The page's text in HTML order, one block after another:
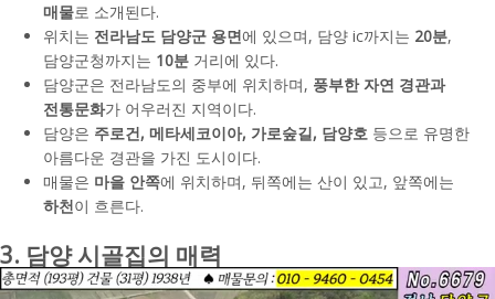
매물로 소개된다.
위치는 전라남도 담양군 용면에 있으며, 담양 ic까지는 20분,
담양군청까지는 10분 거리에 있다.
담양군은 전라남도의 중부에 위치하며, 풍부한 자연 경관과
전통문화가 어우러진 지역이다.
담양은 주로건, 메타세코이아, 가로숲길, 담양호 등으로 유명한
아름다운 경관을 가진 도시이다.
매물은 마을 안쪽에 위치하며, 뒤쪽에는 산이 있고, 앞쪽에는
하천이 흐른다.
3. 담양 시골집의 매력